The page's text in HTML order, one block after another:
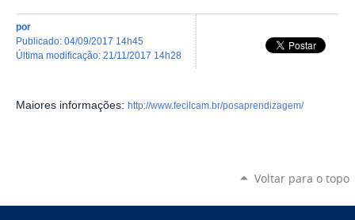
por
publicado: 04/09/2017 14h45
última modificação: 21/11/2017 14h28
Maiores informações: http://www.fecilcam.br/posaprendizagem/
Voltar para o topo